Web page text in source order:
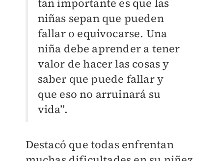
tan importante es que las
niñas sepan que pueden
fallar o equivocarse. Una
niña debe aprender a tener
valor de hacer las cosas y
saber que puede fallar y
que eso no arruinará su
vida”.
Destacó que todas enfrentan